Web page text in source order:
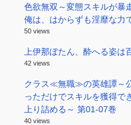
色欲無双～変態スキルが暴
俺は、はからずも淫靡な力
50 views
上伊那ぼたん、酔へる姿は
42 views
クラス≪無職≫の英雄譚～
っただけでスキルを獲得で
上り詰める～ 第01-07巻
40 views